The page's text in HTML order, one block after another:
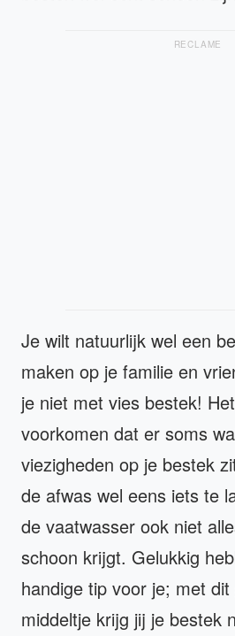
RECLAME
Je wilt natuurlijk wel een
maken op je familie en
je niet met vies bestek!
voorkomen dat er soms
viezigheden op je bestek
de afwas wel eens iets te
de vaatwasser ook niet
schoon krijgt. Gelukkig
handige tip voor je; met
middeltje krijg jij je bestek